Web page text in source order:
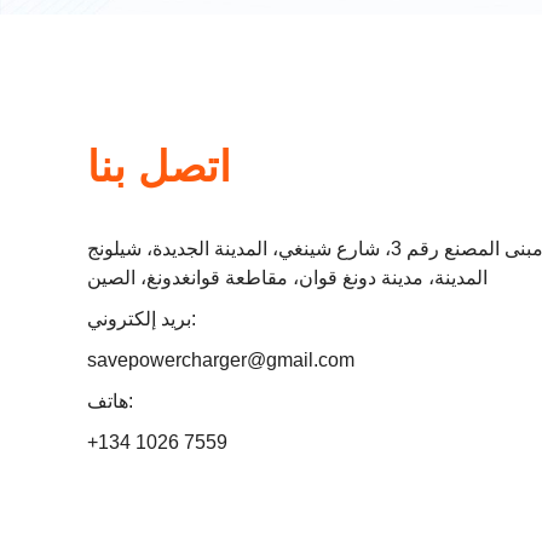
اتصل بنا
مبنى المصنع رقم 3، شارع شينغي، المدينة الجديدة، شيلونج
المدينة، مدينة دونغ قوان، مقاطعة قوانغدونغ، الصين
بريد إلكتروني:
savepowercharger@gmail.com
هاتف:
+134 1026 7559